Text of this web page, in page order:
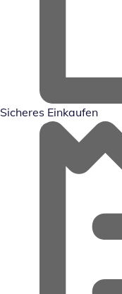
Sicheres Einkaufen